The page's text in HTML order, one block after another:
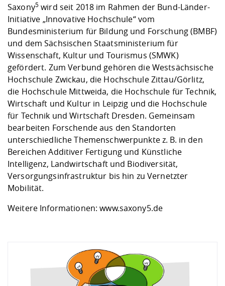
Saxony5wird seit 2018 im Rahmen der Bund-Länder-
Initiative „Innovative Hochschule“ vom
Bundesministerium für Bildung und Forschung (BMBF)
und dem Sächsischen Staatsministerium für
Wissenschaft, Kultur und Tourismus (SMWK)
gefördert. Zum Verbund gehören die Westsächsische
Hochschule Zwickau, die Hochschule Zittau/Görlitz,
die Hochschule Mittweida, die Hochschule für Technik,
Wirtschaft und Kultur in Leipzig und die Hochschule
für Technik und Wirtschaft Dresden. Gemeinsam
bearbeiten Forschende aus den Standorten
unterschiedliche Themenschwerpunkte z. B. in den
Bereichen Additiver Fertigung und Künstliche
Intelligenz, Landwirtschaft und Biodiversität,
Versorgungsinfrastruktur bis hin zu Vernetzter
Mobilität.
Weitere Informationen:www.saxony5.de
DATENSCHUTZHINWEIS
Wenn Sie unsere YouTube-Videos abspielen, werden